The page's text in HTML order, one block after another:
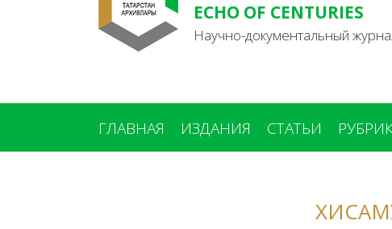
ECHO OF CENTURIES
Научно-документальный
ГЛАВНАЯ ИЗДАНИЯ СТАТЬИ